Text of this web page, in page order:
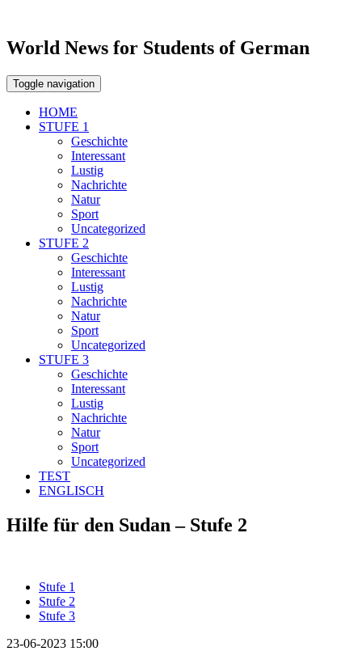
World News for Students of German
Toggle navigation
HOME
STUFE 1
Geschichte
Interessant
Lustig
Nachrichte
Natur
Sport
Uncategorized
STUFE 2
Geschichte
Interessant
Lustig
Nachrichte
Natur
Sport
Uncategorized
STUFE 3
Geschichte
Interessant
Lustig
Nachrichte
Natur
Sport
Uncategorized
TEST
ENGLISCH
Hilfe für den Sudan – Stufe 2
Stufe 1
Stufe 2
Stufe 3
23-06-2023 15:00